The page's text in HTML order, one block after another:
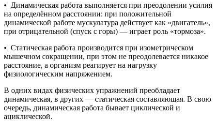
• Динамическая работа выполняется при преодолении усилия
на определённом расстоянии: при положительной
динамической работе мускулатура действует как «двигатель»,
при отрицательной (спуск с горы) — играет роль «тормоза».
• Статическая работа производится при изометрическом
мышечном сокращении, при этом не преодолевается никакое
расстояние, а организм реагирует на нагрузку
физиологическим напряжением.
В одних видах физических упражнений преобладает
динамическая, в других — статическая составляющая. В свою
очередь, динамическая работа бывает циклической и
ациклической.